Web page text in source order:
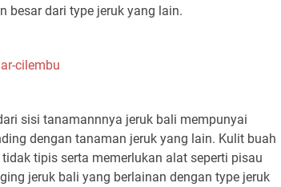
besar dari type jeruk yang lain.
cilembu
sisi tanamannnya jeruk bali mempunyai
dengan tanaman jeruk yang lain. Kulit buah
tipis serta memerlukan alat seperti pisau
jeruk bali yang berlainan dengan type jeruk